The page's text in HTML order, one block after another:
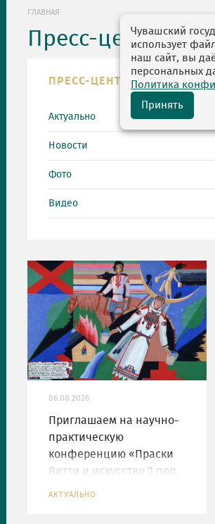
ГЛАВНАЯ
Пресс-центр
ПРЕСС-ЦЕНТР
Актуально
Новости
Фото
Видео
06.08.2026
Приглашаем на научно-
практическую
конференцию «Праски
Витти и искусство 2 пол.
АКТУАЛЬНО
Чувашский
использует
наш сайт, вы
персональных
Политика
Принять